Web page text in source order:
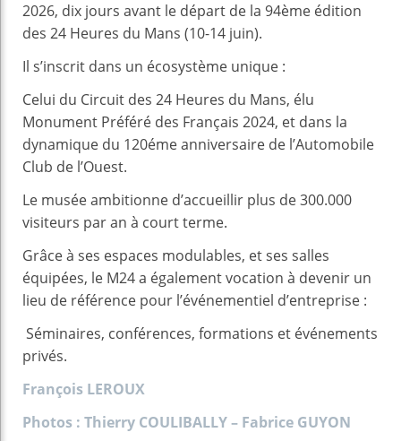
2026, dix jours avant le départ de la 94ème édition
des 24 Heures du Mans (10-14 juin).
Il s’inscrit dans un écosystème unique :
Celui du Circuit des 24 Heures du Mans, élu
Monument Préféré des Français 2024, et dans la
dynamique du 120éme anniversaire de l’Automobile
Club de l’Ouest.
Le musée ambitionne d’accueillir plus de 300.000
visiteurs par an à court terme.
Grâce à ses espaces modulables, et ses salles
équipées, le M24 a également vocation à devenir un
lieu de référence pour l’événementiel d’entreprise :
Séminaires, conférences, formations et événements
privés.
François LEROUX
Photos : Thierry COULIBALLY – Fabrice GUYON